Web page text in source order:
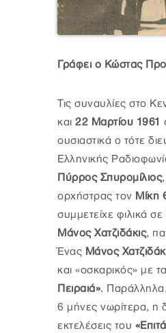
Γράφει ο Κώστας
Τις συναυλίες στο
και 22 Μαρτίου 1961
ουσιαστικά ο τότε
Ελληνικής
Πύρρος Σπυρομίλιος
ορχήστρας τον Μίκη
συμμετείχε φιλικά
Μάνος Χατζιδάκις,
Ένας Μάνος
και «οσκαρικός» με τα
Πειραιά».
6 μήνες νωρίτερα, η
εκτελέσεις του